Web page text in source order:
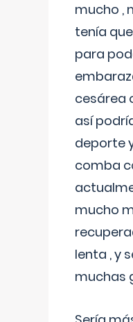
mucho ,
tenía
para
cesárea
así
deporte
comba
mucho
lenta , y
muchas